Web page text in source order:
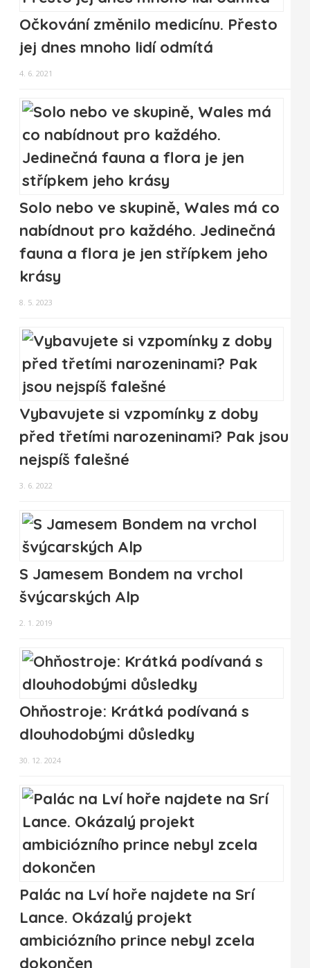
Očkování změnilo medicínu. Přesto
jej dnes mnoho lidí odmítá
4. 6. 2021
Solo nebo ve skupině, Wales má co
nabídnout pro každého. Jedinečná
fauna a flora je jen střípkem jeho
krásy
8. 5. 2023
Vybavujete si vzpomínky z doby
před třetími narozeninami? Pak jsou
nejspíš falešné
3. 6. 2022
S Jamesem Bondem na vrchol
švýcarských Alp
2. 1. 2019
Ohňostroje: Krátká podívaná s
dlouhodobými důsledky
30. 12. 2024
Palác na Lví hoře najdete na Srí
Lance. Okázalý projekt
ambiciózního prince nebyl zcela
dokončen